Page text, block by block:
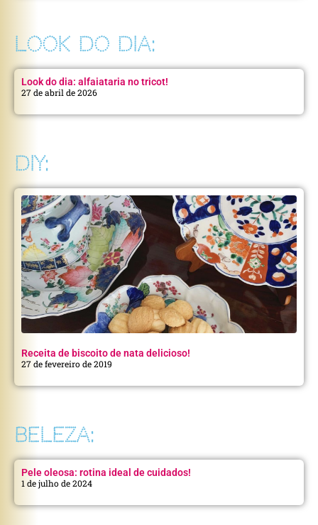
LOOK DO DIA:
Look do dia: alfaiataria no tricot!
27 de abril de 2026
DIY:
Receita de biscoito de nata delicioso!
27 de fevereiro de 2019
BELEZA:
Pele oleosa: rotina ideal de cuidados!
1 de julho de 2024